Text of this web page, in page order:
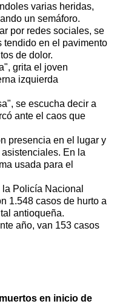
varias heridas,
un semáforo.
por redes sociales, se
tendido en el pavimento
de dolor.
grita el joven
izquierda
se escucha decir a
ante el caos que
presencia en el lugar y
En la
usada para el
Policía Nacional
1.548 casos de hurto a
antioqueña.
año, van 153 casos
en inicio de